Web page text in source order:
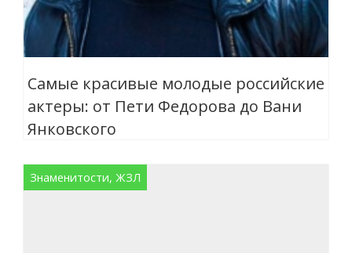
Самые красивые молодые российские
актеры: от Пети Федорова до Вани
Янковского
Знаменитости, ЖЗЛ